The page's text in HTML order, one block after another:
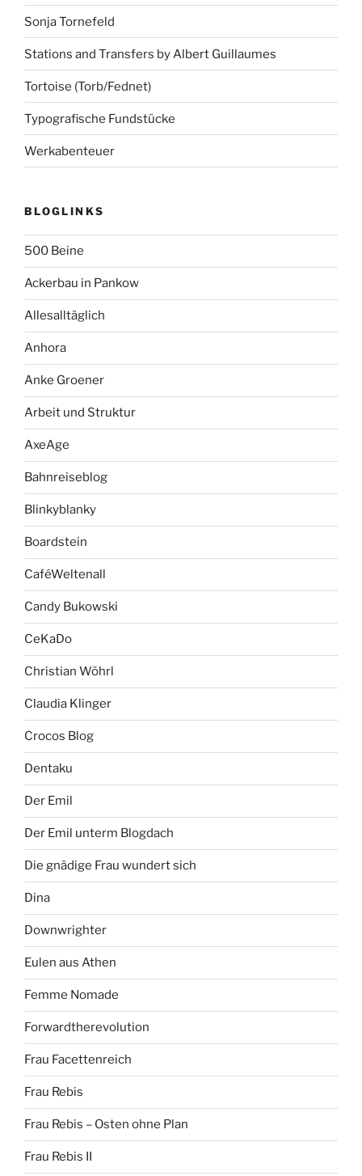
Sonja Tornefeld
Stations and Transfers by Albert Guillaumes
Tortoise (Torb/Fednet)
Typografische Fundstücke
Werkabenteuer
BLOGLINKS
500 Beine
Ackerbau in Pankow
Allesalltäglich
Anhora
Anke Groener
Arbeit und Struktur
AxeAge
Bahnreiseblog
Blinkyblanky
Boardstein
CaféWeltenall
Candy Bukowski
CeKaDo
Christian Wöhrl
Claudia Klinger
Crocos Blog
Dentaku
Der Emil
Der Emil unterm Blogdach
Die gnädige Frau wundert sich
Dina
Downwrighter
Eulen aus Athen
Femme Nomade
Forwardtherevolution
Frau Facettenreich
Frau Rebis
Frau Rebis – Osten ohne Plan
Frau Rebis II